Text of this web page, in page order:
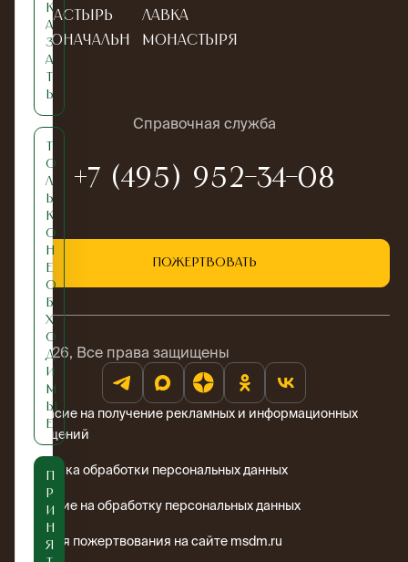
монастырь
Новоначальн
Лавка
монастыря
Справочная служба
+7 (495) 952-34-08
Пожертвовать
© 2026, Все права защищены
Согласие на получение рекламных и информационных
сообщений
Политика обработки персональных данных
Согласие на обработку персональных данных
Условия пожертвования на сайте msdm.ru
к
а
з
а
ь
о
л
ь
к
о
н
е
о
б
х
о
д
и
м
ы
е
р
и
н
я